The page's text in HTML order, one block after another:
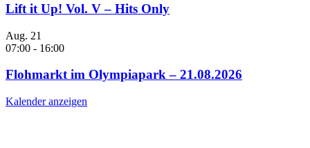
Lift it Up! Vol. V – Hits Only
Aug. 21
07:00 - 16:00
Flohmarkt im Olympiapark – 21.08.2026
Kalender anzeigen